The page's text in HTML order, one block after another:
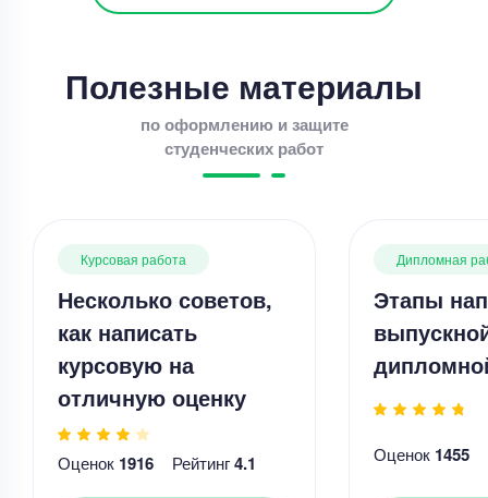
Полезные материалы
по оформлению и защите
студенческих работ
Курсовая работа
Несколько советов,
как написать
курсовую на
отличную оценку
Оценок 1916 Рейтинг4.1
Дипломная
Этапы
Оценок 1455